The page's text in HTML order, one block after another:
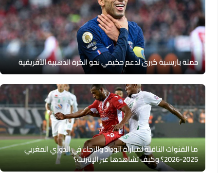
حملة باريسية كبرى لدعم حكيمي نحو الكرة الذهبية الأفريقية
ما القنوات الناقلة لمباراة الوداد والرجاء في الدوري المغربي
2025-2026؟ وكيف تشاهدها عبر الإنترنت؟